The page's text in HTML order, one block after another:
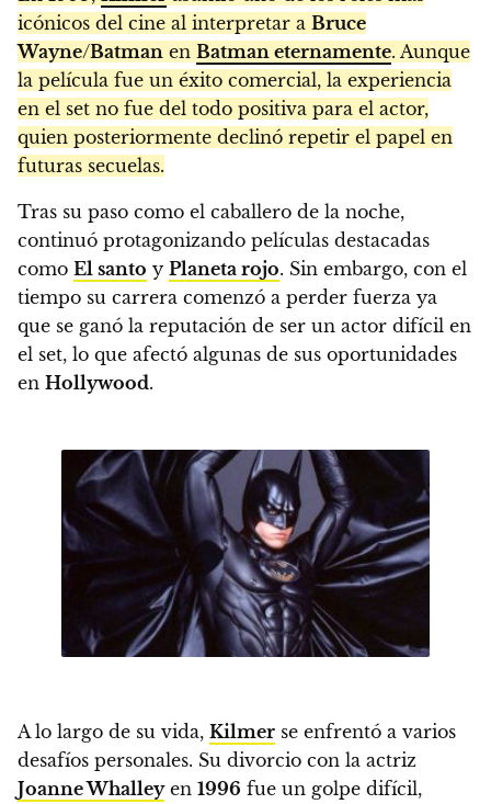
icónicos del cine al interpretar a Bruce
Wayne/Batman en Batman eternamente. Aunque
la película fue un éxito comercial, la experiencia
en el set no fue del todo positiva para el actor,
quien posteriormente declinó repetir el papel en
futuras secuelas.
Tras su paso como el caballero de la noche,
continuó protagonizando películas destacadas
como El santo y Planeta rojo. Sin embargo, con el
tiempo su carrera comenzó a perder fuerza ya
que se ganó la reputación de ser un actor difícil en
el set, lo que afectó algunas de sus oportunidades
en Hollywood.
A lo largo de su vida, Kilmer se enfrentó a varios
desafíos personales. Su divorcio con la actriz
Joanne Whalleyen 1996 fue un golpe difícil,